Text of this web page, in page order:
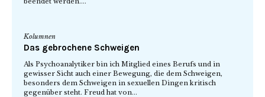
Kolumnen
Das gebrochene Schweigen
Als Psychoanalytiker bin ich Mitglied eines Berufs und in
gewisser Sicht auch einer Bewegung, die dem Schweigen,
besonders dem Schweigen in sexuellen Dingen kritisch
gegenüber steht. Freud hat von...